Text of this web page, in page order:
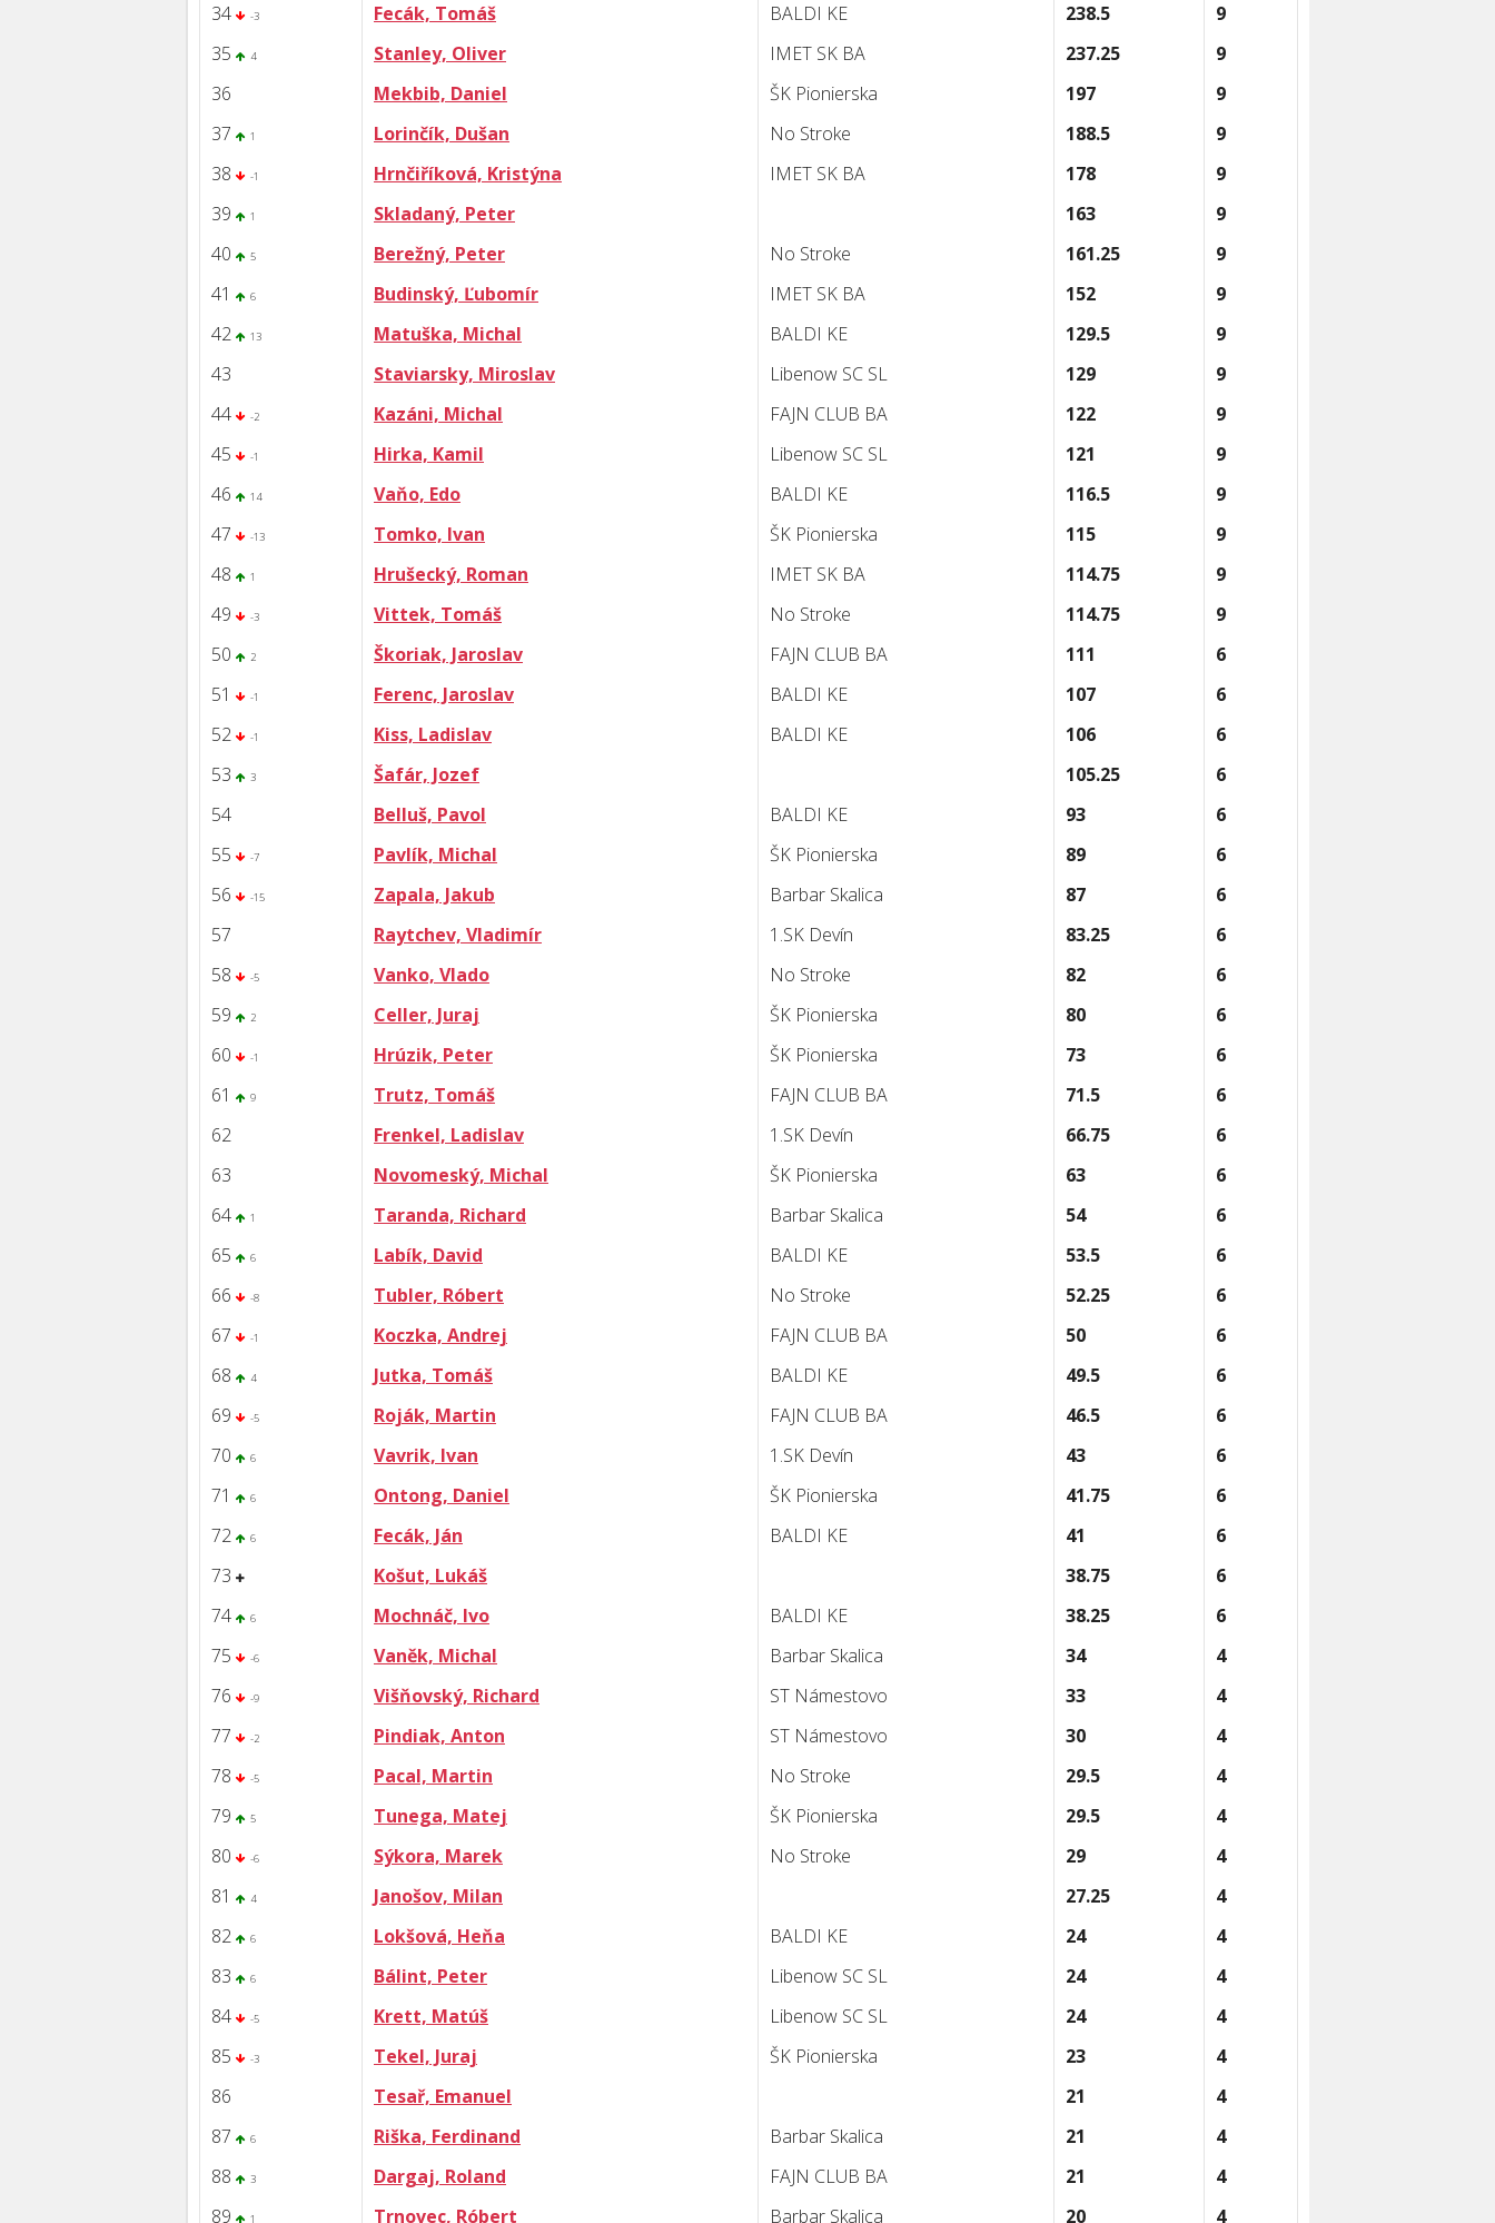
34
-3 Fecák, Tomáš BALDI KE 238.5
9
35
4 Stanley, Oliver IMET SK BA 237.25
9
36
Mekbib, Daniel ŠK Pionierska 197
9
37
1 Lorinčík, Dušan No Stroke 188.5
9
38
-1 Hrnčiříková, Kristýna IMET SK BA 178
9
39
1 Skladaný, Peter 163
9
40
5 Berežný, Peter No Stroke 161.25
9
41
6 Budinský, Ľubomír IMET SK BA 152
9
42
13 Matuška, Michal BALDI KE 129.5
9
43
Staviarsky, Miroslav Libenow SC SL 129
9
44
-2 Kazáni, Michal FAJN CLUB BA 122
9
45
-1 Hirka, Kamil Libenow SC SL 121
9
46
14 Vaňo, Edo BALDI KE 116.5
9
47
-13 Tomko, Ivan ŠK Pionierska 115
9
48
1 Hrušecký, Roman IMET SK BA 114.75
9
49
-3 Vittek, Tomáš No Stroke 114.75
9
50
2 Škoriak, Jaroslav FAJN CLUB BA 111
6
51
-1 Ferenc, Jaroslav BALDI KE 107
6
52
-1 Kiss, Ladislav BALDI KE 106
6
53
3 Šafár, Jozef 105.25
6
54
Belluš, Pavol BALDI KE 93
6
55
-7 Pavlík, Michal ŠK Pionierska 89
6
56
-15 Zapala, Jakub Barbar Skalica 87
6
57
Raytchev, Vladimír 1.SK Devín 83.25
6
58
-5 Vanko, Vlado No Stroke 82
6
59
2 Celler, Juraj ŠK Pionierska 80
6
60
-1 Hrúzik, Peter ŠK Pionierska 73
6
61
9 Trutz, Tomáš FAJN CLUB BA 71.5
6
62
Frenkel, Ladislav 1.SK Devín 66.75
6
63
Novomeský, Michal ŠK Pionierska 63
6
64
1 Taranda, Richard Barbar Skalica 54
6
65
6 Labík, David BALDI KE 53.5
6
66
-8 Tubler, Róbert No Stroke 52.25
6
67
-1 Koczka, Andrej FAJN CLUB BA 50
6
68
4 Jutka, Tomáš BALDI KE 49.5
6
69
-5 Roják, Martin FAJN CLUB BA 46.5
6
70
6 Vavrik, Ivan 1.SK Devín 43
6
71
6 Ontong, Daniel ŠK Pionierska 41.75
6
72
6 Fecák, Ján BALDI KE 41
6
73
Košut, Lukáš 38.75
6
74
6 Mochnáč, Ivo BALDI KE 38.25
6
75
-6 Vaněk, Michal Barbar Skalica 34
4
76
-9 Višňovský, Richard ST Námestovo 33
4
77
-2 Pindiak, Anton ST Námestovo 30
4
78
-5 Pacal, Martin No Stroke 29.5
4
79
5 Tunega, Matej ŠK Pionierska 29.5
4
80
-6 Sýkora, Marek No Stroke 29
4
81
4 Janošov, Milan 27.25
4
82
6 Lokšová, Heňa BALDI KE 24
4
83
6 Bálint, Peter Libenow SC SL 24
4
84
-5 Krett, Matúš Libenow SC SL 24
4
85
-3 Tekel, Juraj ŠK Pionierska 23
4
86
Tesař, Emanuel 21
4
87
6 Riška, Ferdinand Barbar Skalica 21
4
88
3 Dargaj, Roland FAJN CLUB BA 21
4
89
1 Trnovec, Róbert Barbar Skalica 20 4